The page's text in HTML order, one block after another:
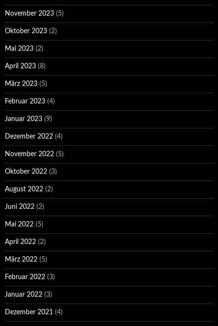
November 2023 (5)
Oktober 2023 (2)
Mai 2023 (2)
April 2023 (8)
März 2023 (5)
Februar 2023 (4)
Januar 2023 (9)
Dezember 2022 (4)
November 2022 (5)
Oktober 2022 (3)
August 2022 (2)
Juni 2022 (2)
Mai 2022 (5)
April 2022 (2)
März 2022 (5)
Februar 2022 (3)
Januar 2022 (3)
Dezember 2021 (4)